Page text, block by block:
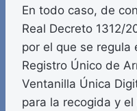
En todo caso, de
Real Decreto 1312/
por el que se regula
Registro Único de
Ventanilla Única
para la recogida y